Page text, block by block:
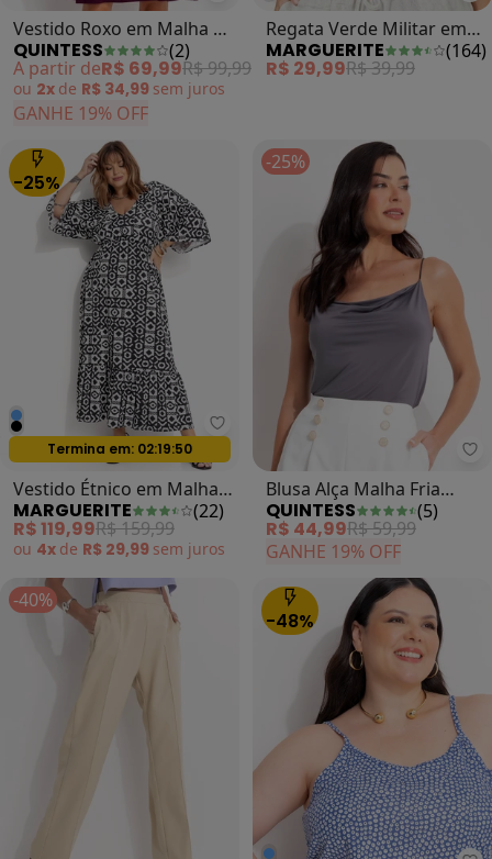
Vestido Roxo em Malha de
Viscose
QUINTESS (2)
A partir deR$ 69,99R$ 99,99
ou 2x de R$ 34,99 sem juros
GANHE 19% OFF
Regata Verde Militar em
Canelado
MARGUERITE (164)
R$ 29,99R$ 39,99
-25%
Marguerite - Vestido Étnico em
Oferta relâmpago
Termina em: 02:19:47
Vestido Étnico em Malha
Fria
MARGUERITE (22)
R$ 119,99R$ 159,99
ou 4x de R$ 29,99 sem juros
-25%
Blusa Alça Malha Fria
Cinza com Decote Degagê
Fluida
QUINTESS (5)
R$ 44,99R$ 59,99
GANHE 19% OFF
-40%
-48%